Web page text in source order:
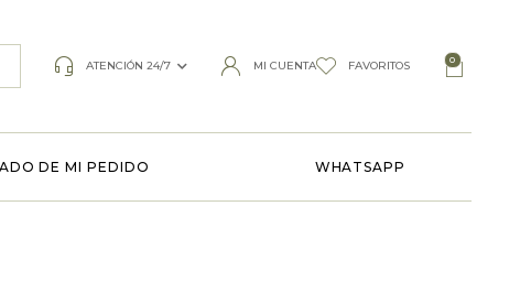
ATENCIÓN 24/7 MI CUENTA FAVORITOS 0
DE MI PEDIDO WHATSAPP